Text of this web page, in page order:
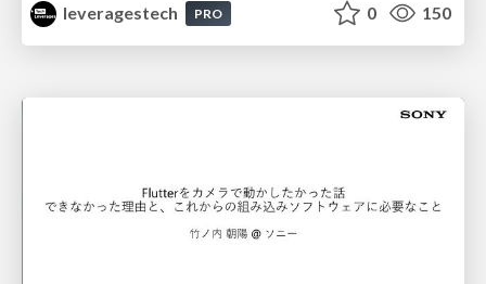
leveragestech
PRO 0 150